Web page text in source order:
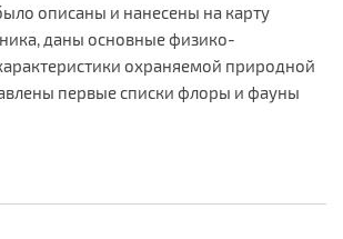
описаны и нанесены на карту
даны основные физико-
охраняемой природной
первые списки флоры и фауны